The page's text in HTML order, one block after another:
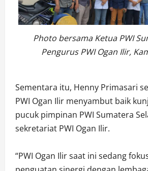
Photo bersama Ketua PWI
Pengurus PWI Ogan Ilir,
Sementara itu, Henny Primasari
PWI Ogan Ilir menyambut baik
pucuk pimpinan PWI Sumatera
sekretariat PWI Ogan Ilir.
“PWI Ogan Ilir saat ini sedang